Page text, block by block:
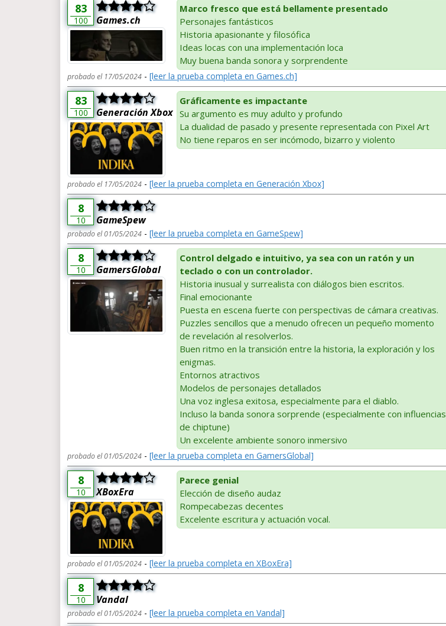
83
100 Games.ch
Marco fresco que está bellamente presentado
Personajes fantásticos
Historia apasionante y filosófica
Ideas locas con una implementación loca
Muy buena banda sonora y sorprendente
probado el 17/05/2024 - [leer la prueba completa en Games.ch]
83
100 Generación Xbox
Gráficamente es impactante
Su argumento es muy adulto y profundo
La dualidad de pasado y presente representada con Pixel Art
No tiene reparos en ser incómodo, bizarro y violento
probado el 17/05/2024 - [leer la prueba completa en Generación Xbox]
8
10 GameSpew
probado el 01/05/2024 - [leer la prueba completa en GameSpew]
8
10 GamersGlobal
Control delgado e intuitivo, ya sea con un ratón y un
teclado o con un controlador.
Historia inusual y surrealista con diálogos bien escritos.
Final emocionante
Puesta en escena fuerte con perspectivas de cámara creativas.
Puzzles sencillos que a menudo ofrecen un pequeño momento
de revelación al resolverlos.
Buen ritmo en la transición entre la historia, la exploración y los
enigmas.
Entornos atractivos
Modelos de personajes detallados
Una voz inglesa exitosa, especialmente para el diablo.
Incluso la banda sonora sorprende (especialmente con influencias
de chiptune)
Un excelente ambiente sonoro inmersivo
probado el 01/05/2024 - [leer la prueba completa en GamersGlobal]
8
10 XBoxEra
Parece genial
Elección de diseño audaz
Rompecabezas decentes
Excelente escritura y actuación vocal.
probado el 01/05/2024 - [leer la prueba completa en XBoxEra]
8
10 Vandal
probado el 01/05/2024 - [leer la prueba completa en Vandal]